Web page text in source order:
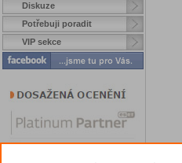
Diskuze
Potřebuji poradit
VIP sekce